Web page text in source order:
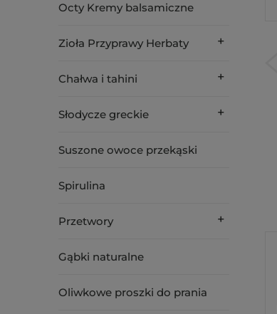
Octy Kremy balsamiczne
Zioła Przyprawy Herbaty
Chałwa i tahini
Słodycze greckie
Suszone owoce przekąski
Spirulina
Przetwory
Gąbki naturalne
Oliwkowe proszki do prania